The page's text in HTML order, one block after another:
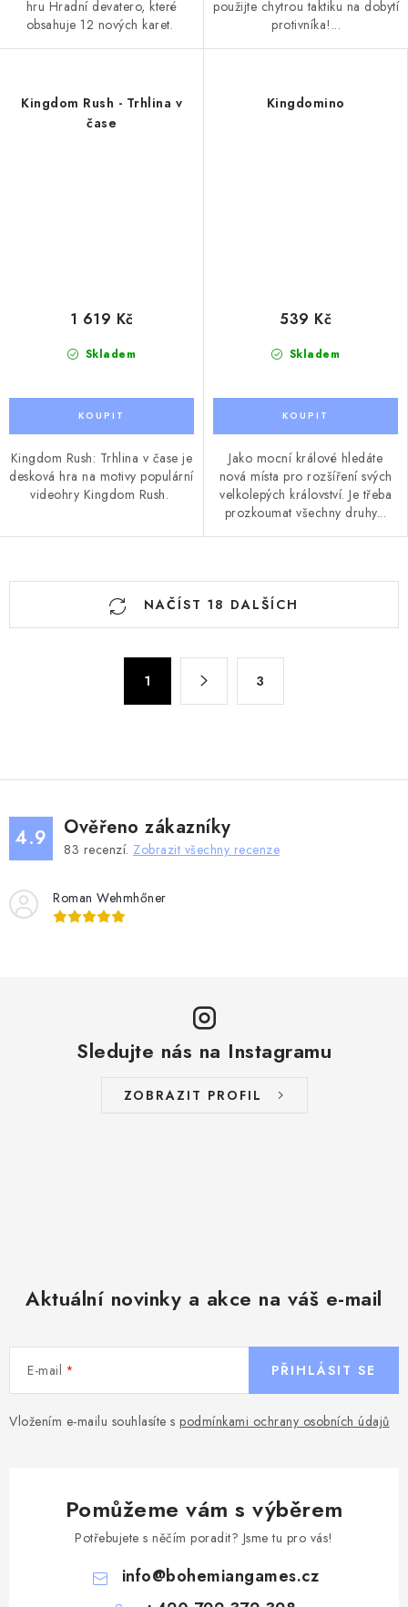
hru Hradní devatero, které
obsahuje 12 nových karet.
použijte chytrou taktiku na dobytí
protivníka!...
Kingdom Rush - Trhlina v
čase
Skladem
1 619 Kč
Kingdom Rush: Trhlina v čase je
desková hra na motivy populární
videohry Kingdom Rush.
Kingdomino
Skladem
539 Kč
Jako mocní králové hledáte
nová místa pro rozšíření svých
velkolepých království. Je třeba
prozkoumat všechny druhy...
O
p
v
k
v
ý
NAČÍST 18 DALŠÍCH
k
v
á
n
1 3
4.9 Ověřeno zákazníky
83 recenzí. Zobrazit všechny recenze
Roman Wehmhőner
Sledujte nás na Instagramu
ZOBRAZIT PROFIL
Aktuální novinky a akce na váš e-mail
E-mail
Vložením e-mailu souhlasíte s podmínkami ochrany osobních údajů
PŘIHLÁSIT SE
Pomůžeme vám s výběrem
Potřebujete s něčím poradit? Jsme tu pro vás!
info@bohemiangames.cz